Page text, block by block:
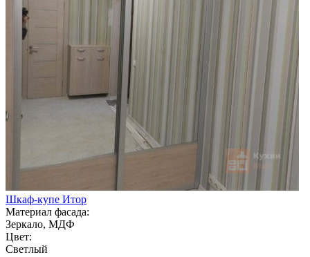
Шкаф-купе Итор
Материал фасада:
Зеркало, МДФ
Цвет:
Светлый